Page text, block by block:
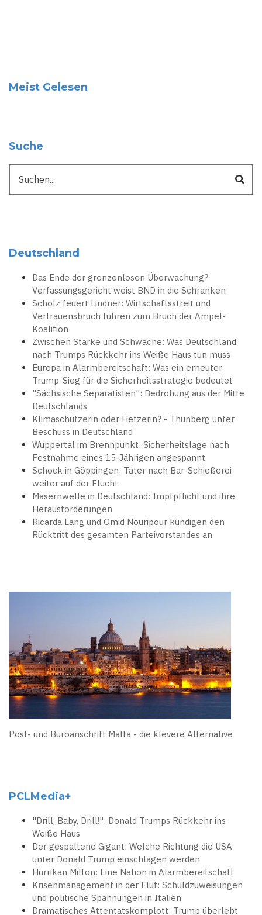
Meist Gelesen
Suche
Deutschland
Das Ende der grenzenlosen Überwachung?
Verfassungsgericht weist BND in die Schranken
Scholz feuert Lindner: Wirtschaftsstreit und
Vertrauensbruch führen zum Bruch der Ampel-
Koalition
Zwischen Stärke und Schwäche: Was Deutschland
nach Trumps Rückkehr ins Weiße Haus tun muss
Europa in Alarmbereitschaft: Was ein erneuter
Trump-Sieg für die Sicherheitsstrategie bedeutet
"Sächsische Separatisten": Bedrohung aus der Mitte
Deutschlands
Klimaschützerin oder Hetzerin? - Thunberg unter
Beschuss in Deutschland
Wuppertal im Brennpunkt: Sicherheitslage nach
Festnahme eines 15-Jährigen angespannt
Schock in Göppingen: Täter nach Bar-Schießerei
weiter auf der Flucht
Masernwelle in Deutschland: Impfpflicht und ihre
Herausforderungen
Ricarda Lang und Omid Nouripour kündigen den
Rücktritt des gesamten Parteivorstandes an
Post- und Büroanschrift Malta - die klevere Alternative
PCLMedia+
"Drill, Baby, Drill!": Donald Trumps Rückkehr ins
Weiße Haus
Der gespaltene Gigant: Welche Richtung die USA
unter Donald Trump einschlagen werden
Hurrikan Milton: Eine Nation in Alarmbereitschaft
Krisenmanagement in der Flut: Schuldzuweisungen
und politische Spannungen in Italien
Dramatisches Attentatskomplott: Trump überlebt